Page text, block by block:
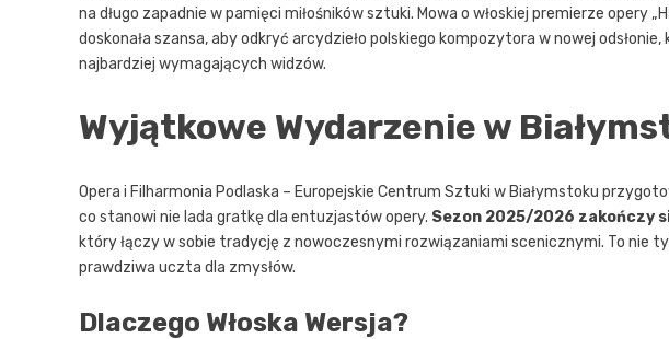
na długo zapadnie w pamięci miłośników sztuki. Mowa o włoskiej premierze opery
doskonała szansa, aby odkryć arcydzieło polskiego kompozytora w nowej
najbardziej wymagających widzów.
Wyjątkowe Wydarzenie w
Opera i Filharmonia Podlaska – Europejskie Centrum Sztuki w Białymstoku
co stanowi nie lada gratkę dla entuzjastów opery. Sezon 2025/2026 zakończy
który łączy w sobie tradycję z nowoczesnymi rozwiązaniami scenicznymi. To nie
prawdziwa uczta dla zmysłów.
Dlaczego Włoska Wersja?